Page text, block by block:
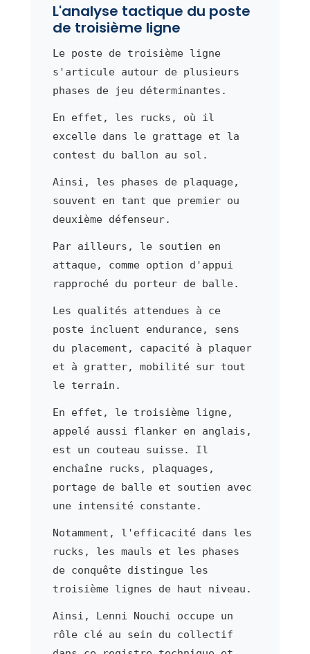
L'analyse tactique du poste
de troisième ligne
Le poste de troisième ligne
s'articule autour de plusieurs
phases de jeu déterminantes.
En effet, les rucks, où il
excelle dans le grattage et la
contest du ballon au sol.
Ainsi, les phases de plaquage,
souvent en tant que premier ou
deuxième défenseur.
Par ailleurs, le soutien en
attaque, comme option d'appui
rapproché du porteur de balle.
Les qualités attendues à ce
poste incluent endurance, sens
du placement, capacité à plaquer
et à gratter, mobilité sur tout
le terrain.
En effet, le troisième ligne,
appelé aussi flanker en anglais,
est un couteau suisse. Il
enchaîne rucks, plaquages,
portage de balle et soutien avec
une intensité constante.
Notamment, l'efficacité dans les
rucks, les mauls et les phases
de conquête distingue les
troisième lignes de haut niveau.
Ainsi, Lenni Nouchi occupe un
rôle clé au sein du collectif